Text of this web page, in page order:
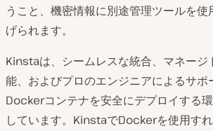
うこと、機密情報に別途管理ツールを
げられます。
Kinstaは、シームレスな統合、マネージ
能、およびプロのエンジニアによるサポ
Dockerコンテナを安全にデプロイする
しています。KinstaでDockerを使用す